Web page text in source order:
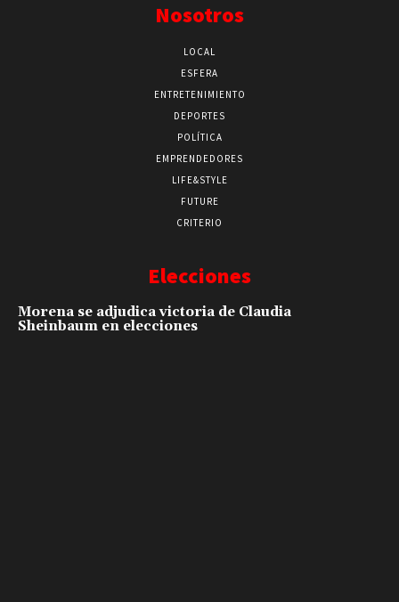
Nosotros
LOCAL
ESFERA
ENTRETENIMIENTO
DEPORTES
POLÍTICA
EMPRENDEDORES
LIFE&STYLE
FUTURE
CRITERIO
Elecciones
Morena se adjudica victoria de Claudia
Sheinbaum en elecciones